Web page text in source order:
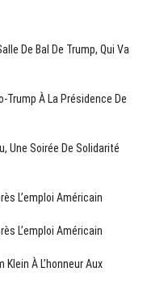
De Bal De Trump, Qui Va
Trump À La Présidence De
Une Soirée De Solidarité
L’emploi Américain
L’emploi Américain
À L’honneur Aux